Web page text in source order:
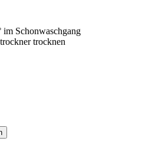
im Schonwaschgang
trocknen